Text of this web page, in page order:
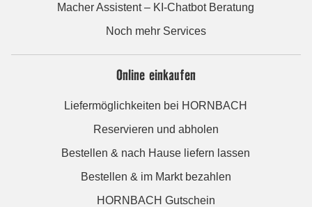
Macher Assistent – KI-Chatbot Beratung
Noch mehr Services
Online einkaufen
Liefermöglichkeiten bei HORNBACH
Reservieren und abholen
Bestellen & nach Hause liefern lassen
Bestellen & im Markt bezahlen
HORNBACH Gutschein